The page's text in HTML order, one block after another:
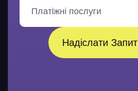
н
н
Платіжні послуги
Надіслати Запит